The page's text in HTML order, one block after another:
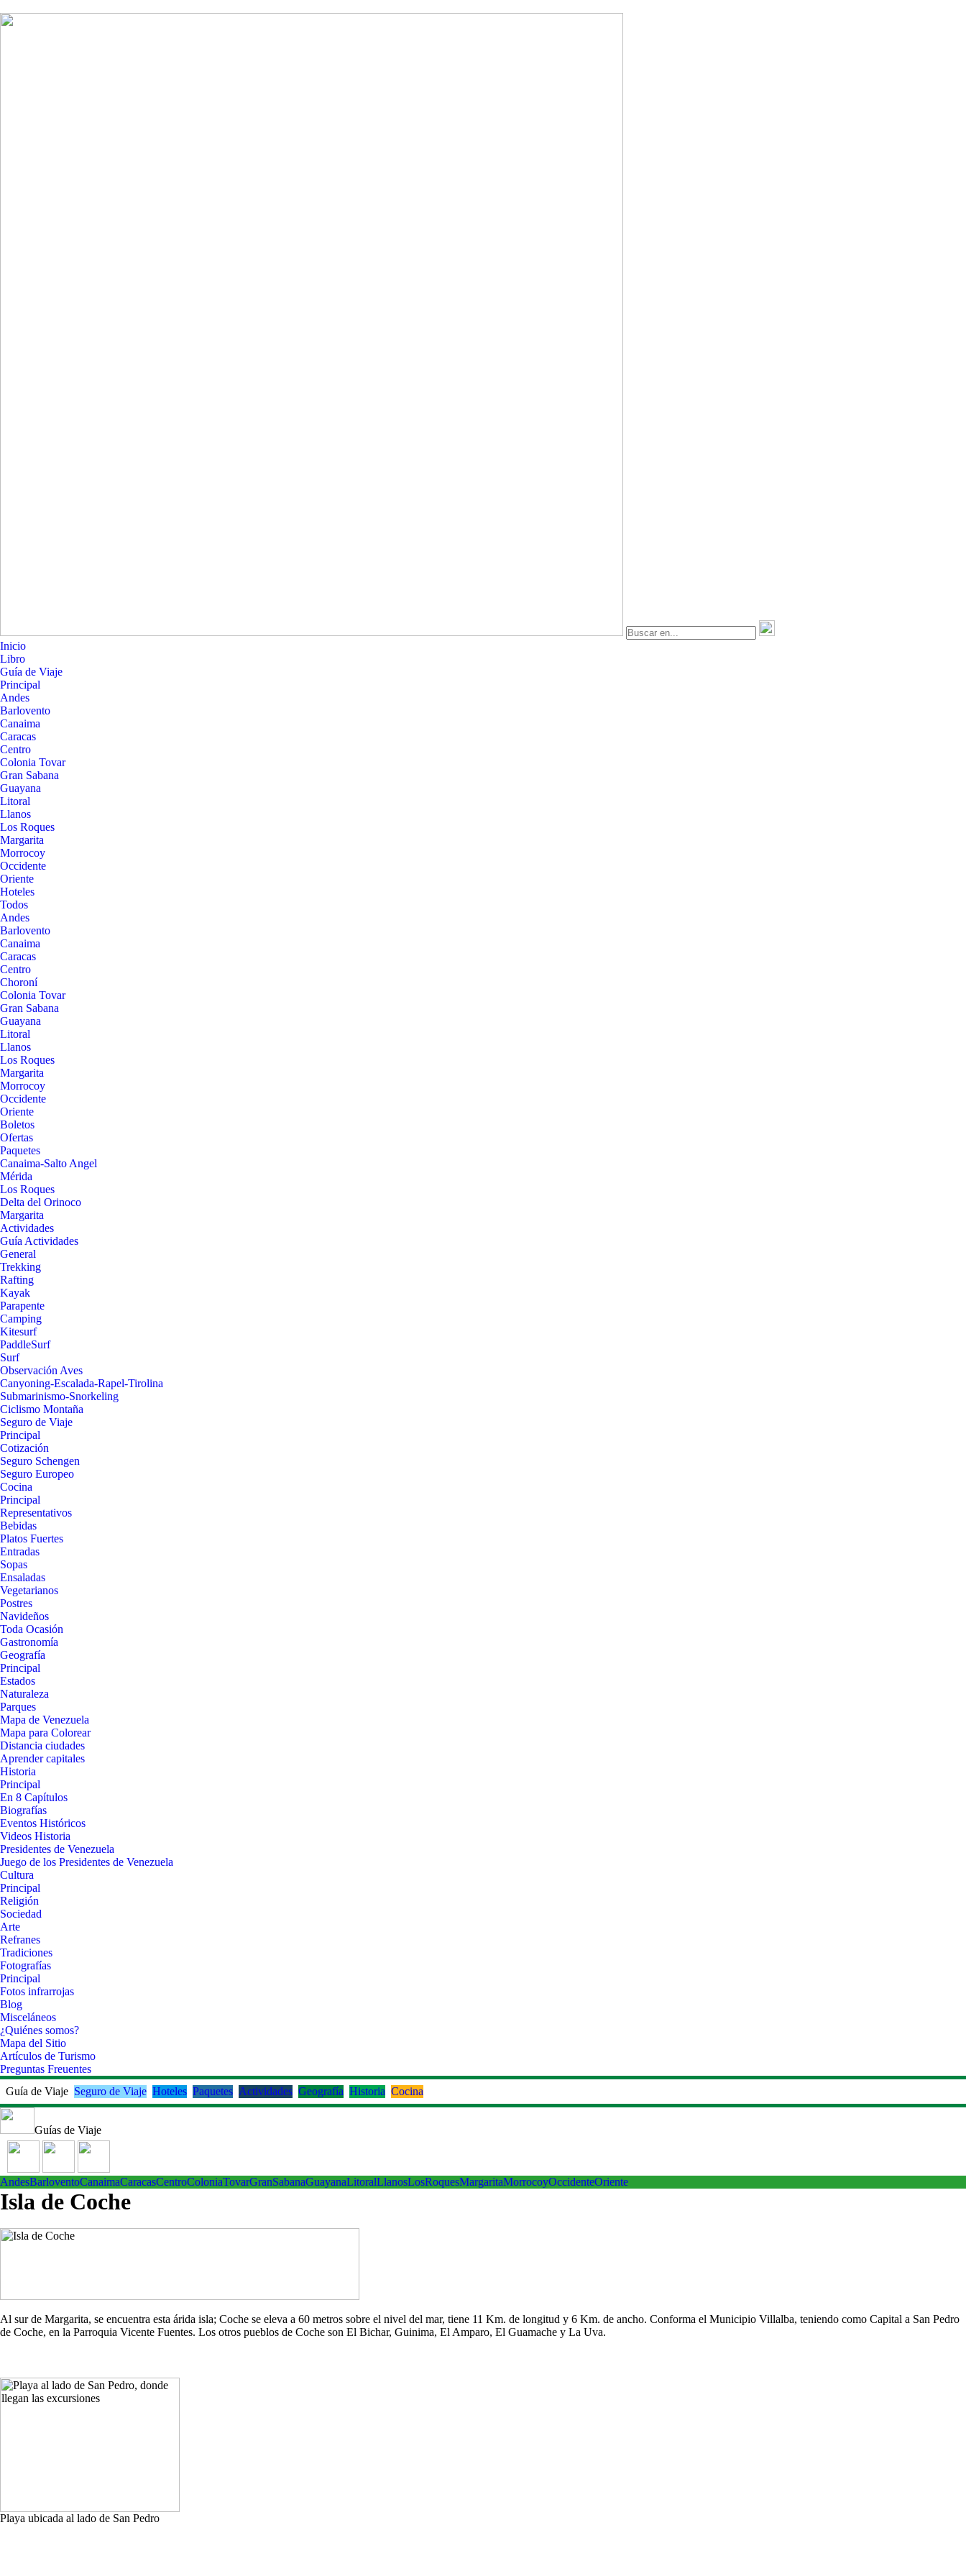
Inicio
Libro
Guía de Viaje
Principal
Andes
Barlovento
Canaima
Caracas
Centro
Colonia Tovar
Gran Sabana
Guayana
Litoral
Llanos
Los Roques
Margarita
Morrocoy
Occidente
Oriente
Hoteles
Todos
Andes
Barlovento
Canaima
Caracas
Centro
Choroní
Colonia Tovar
Gran Sabana
Guayana
Litoral
Llanos
Los Roques
Margarita
Morrocoy
Occidente
Oriente
Boletos
Ofertas
Paquetes
Canaima-Salto Angel
Mérida
Los Roques
Delta del Orinoco
Margarita
Actividades
Guía Actividades
General
Trekking
Rafting
Kayak
Parapente
Camping
Kitesurf
PaddleSurf
Surf
Observación Aves
Canyoning-Escalada-Rapel-Tirolina
Submarinismo-Snorkeling
Ciclismo Montaña
Seguro de Viaje
Principal
Cotización
Seguro Schengen
Seguro Europeo
Cocina
Principal
Representativos
Bebidas
Platos Fuertes
Entradas
Sopas
Ensaladas
Vegetarianos
Postres
Navideños
Toda Ocasión
Gastronomía
Geografía
Principal
Estados
Naturaleza
Parques
Mapa de Venezuela
Mapa para Colorear
Distancia ciudades
Aprender capitales
Historia
Principal
En 8 Capítulos
Biografías
Eventos Históricos
Videos Historia
Presidentes de Venezuela
Juego de los Presidentes de Venezuela
Cultura
Principal
Religión
Sociedad
Arte
Refranes
Tradiciones
Fotografías
Principal
Fotos infrarrojas
Blog
Misceláneos
¿Quiénes somos?
Mapa del Sitio
Artículos de Turismo
Preguntas Freuentes
Guía de Viaje Seguro de Viaje Hoteles Paquetes Actividades Geografía Historia Cocina
Guías de Viaje
AndesBarloventoCanaimaCaracasCentroColoniaTovarGranSabanaGuayanaLitoralLlanosLosRoquesMargaritaMorrocoyOccidenteOriente
Isla de Coche
Al sur de Margarita, se encuentra esta árida isla; Coche se eleva a 60 metros sobre el nivel del mar, tiene 11 Km. de longitud y 6 Km. de ancho. Conforma el Municipio Villalba, teniendo como Capital a San Pedro
de Coche, en la Parroquia Vicente Fuentes. Los otros pueblos de Coche son El Bichar, Guinima, El Amparo, El Guamache y La Uva.
Playa ubicada al lado de San Pedro